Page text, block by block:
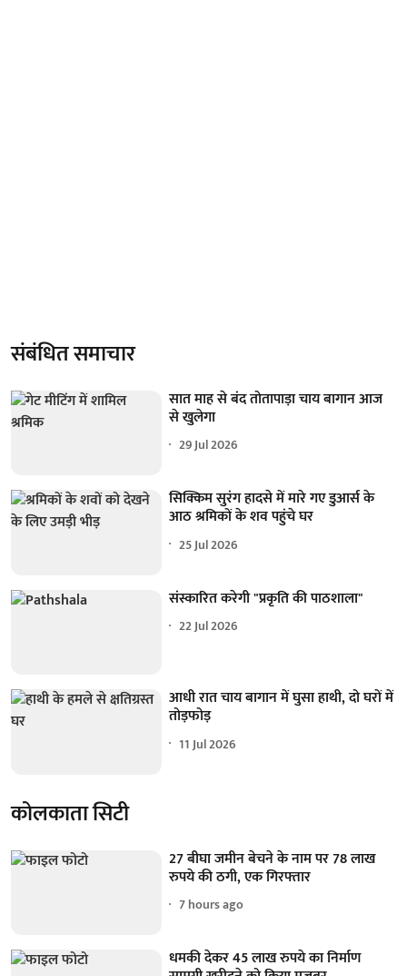
संबंधित समाचार
सात माह से बंद तोतापाड़ा चाय बागान आज
से खुलेगा
29 Jul 2026
सिक्किम सुरंग हादसे में मारे गए डुआर्स के
आठ श्रमिकों के शव पहुंचे घर
25 Jul 2026
संस्कारित करेगी "प्रकृति की पाठशाला"
22 Jul 2026
आधी रात चाय बागान में घुसा हाथी, दो घरों में
तोड़फोड़
11 Jul 2026
कोलकाता सिटी
27 बीघा जमीन बेचने के नाम पर 78 लाख
रुपये की ठगी, एक गिरफ्तार
7 hours ago
धमकी देकर 45 लाख रुपये का निर्माण